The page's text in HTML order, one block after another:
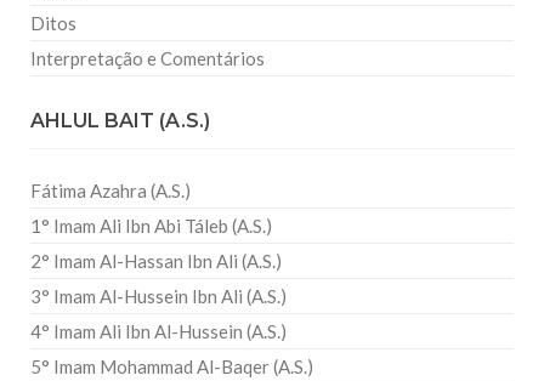
Ditos
Interpretação e Comentários
AHLUL BAIT (A.S.)
Fátima Azahra (A.S.)
1° Imam Ali Ibn Abi Táleb (A.S.)
2° Imam Al-Hassan Ibn Ali (A.S.)
3° Imam Al-Hussein Ibn Ali (A.S.)
4° Imam Ali Ibn Al-Hussein (A.S.)
5° Imam Mohammad Al-Baqer (A.S.)